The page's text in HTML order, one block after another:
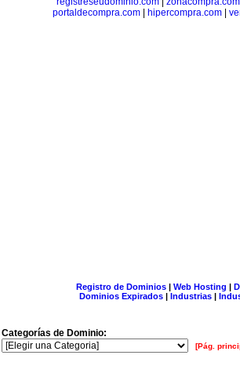
portaldecompra.com
hipercompra.com
Registro de Dominios| Web Hosting |
Dominios Expirados | Industrias |
Categorías de Dominio:
[Pág.